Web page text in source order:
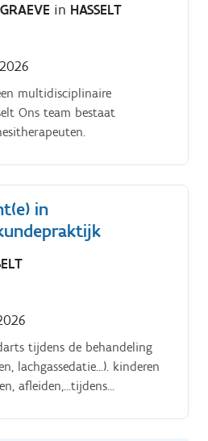
in HASSELT
multidisciplinaire
Ons team bestaat
in
tijdens de behandeling
lachgassedatie…). kinderen
afleiden,…tijdens